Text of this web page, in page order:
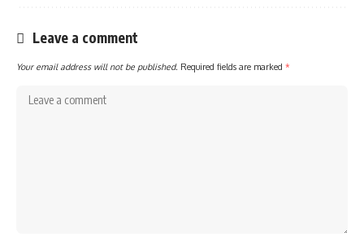
Leave a comment
Your email address will not be published. Required fields are marked *